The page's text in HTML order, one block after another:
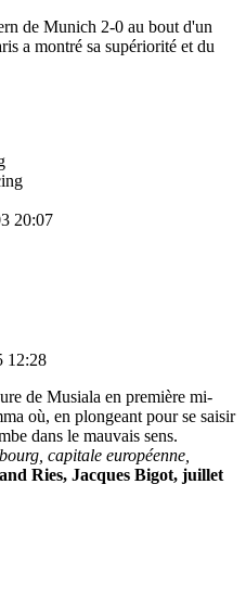
de Munich 2-0 au bout d'un
a montré sa supériorité et du
20:07
12:28
de Musiala en première mi-
où, en plongeant pour se saisir
dans le mauvais sens.
capitale européenne,
Ries, Jacques Bigot, juillet